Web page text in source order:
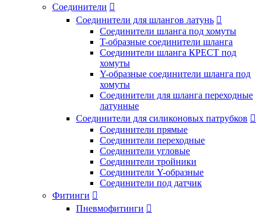
Соединители 
Соединители для шлангов латунь 
Соединители шланга под хомуты
T-образные соединители шланга
Соединители шланга КРЕСТ под
хомуты
Y-образные соединители шланга под
хомуты
Соединители для шланга переходные
латунные
Соединители для силиконовых патрубков 
Соединители прямые
Соединители переходные
Соединители угловые
Соединители тройники
Соединители Y-образные
Соединители под датчик
Фитинги 
Пневмофитинги 